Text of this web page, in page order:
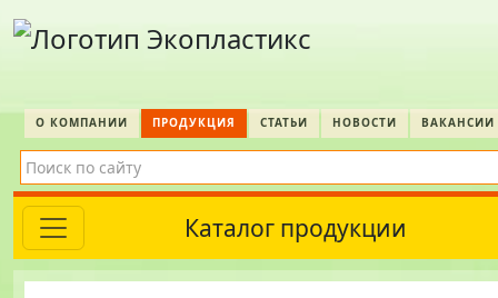
О КОМПАНИИ ПРОДУКЦИЯ СТАТЬИ НОВОСТИ ВАКАНСИИ
Каталог продукции